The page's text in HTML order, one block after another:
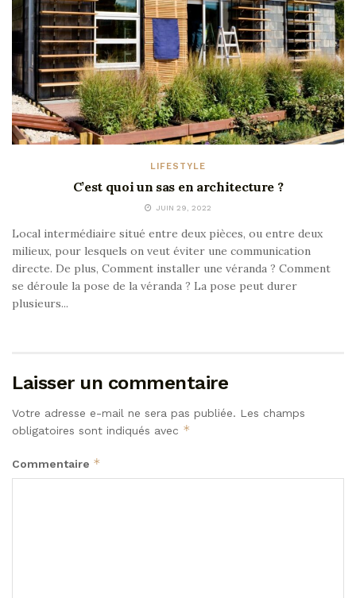
LIFESTYLE
C’est quoi un sas en architecture ?
JUIN 29, 2022
Local intermédiaire situé entre deux pièces, ou entre deux
milieux, pour lesquels on veut éviter une communication
directe. De plus, Comment installer une véranda ? Comment
se déroule la pose de la véranda ? La pose peut durer
plusieurs...
Laisser un commentaire
Votre adresse e-mail ne sera pas publiée. Les champs
obligatoires sont indiqués avec *
Commentaire *